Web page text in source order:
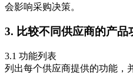
会影响采购决策。
3. 比较不同供应商的产品
3.1 功能列表
列出每个供应商提供的功能，